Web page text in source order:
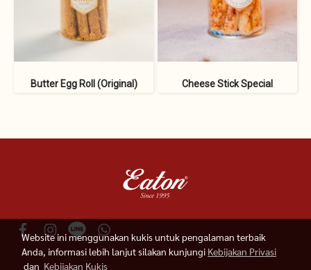
Butter Egg Roll (Original) Cheese Stick Special
Website ini menggunakan kukis untuk pengalaman terbaik
Anda, informasi lebih lanjut silakan kunjungi Kebijakan Privasi
dan Kebijakan Kukis